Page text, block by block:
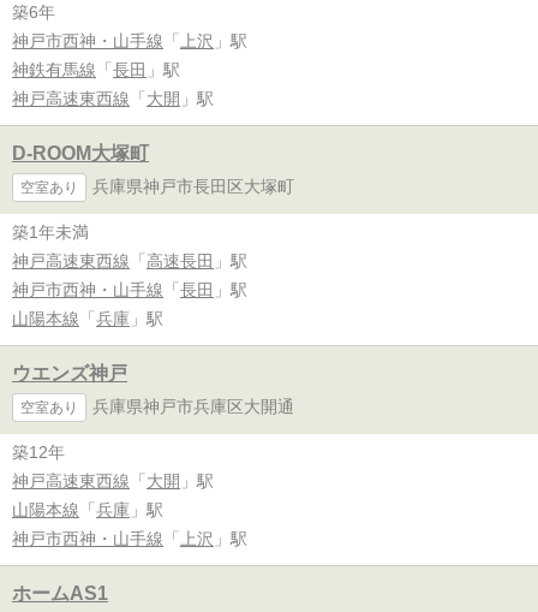
築6年
神戸市西神・山手線 「 上沢 」駅
神鉄有馬線 「 長田 」駅
神戸高速東西線 「 大開 」駅
D-ROOM大塚町
空室あり 兵庫県神戸市長田区大塚町
築1年未満
神戸高速東西線 「 高速長田 」駅
神戸市西神・山手線 「 長田 」駅
山陽本線 「 兵庫 」駅
ウエンズ神戸
空室あり 兵庫県神戸市兵庫区大開通
築12年
神戸高速東西線 「 大開 」駅
山陽本線 「 兵庫 」駅
神戸市西神・山手線 「 上沢 」駅
ホームAS1